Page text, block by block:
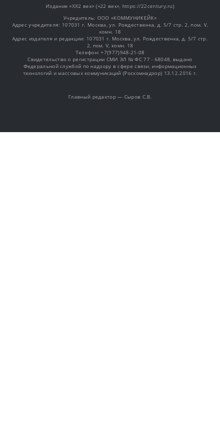
Издание «XX2 век» («22 век», https://22century.ru)
Учредитель: OOO «КОММУНИКЕЙК»
Адрес учредителя: 107031 г. Москва, ул. Рождественка, д. 5/7 стр. 2, пом. V,
комн. 18
Адрес издателя и редакции: 107031 г. Москва, ул. Рождественка, д. 5/7 стр.
2, пом. V, комн. 18
Телефон: +7(977)948-21-08
Свидетельство о регистрации СМИ ЭЛ № ФС 77 - 68048, выдано
Федеральной службой по надзору в сфере связи, информационных
технологий и массовых коммуникаций (Роскомнадзор) 13.12.2016 г.
Главный редактор — Сыров С.В.